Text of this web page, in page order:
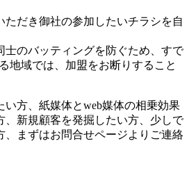
ただき御社の参加したいチラシを自
士のバッティングを防ぐため、すで
地域では、加盟をお断りすること
い方、紙媒体とweb媒体の相乗効果
、新規顧客を発掘したい方、少しで
、まずはお問合せページよりご連絡